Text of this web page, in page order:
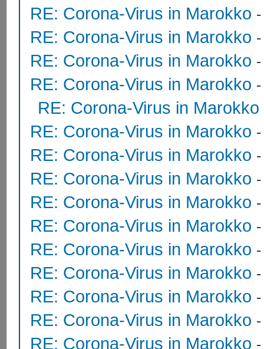
RE: Corona-Virus in Marokko
RE: Corona-Virus in Marokko
RE: Corona-Virus in Marokko
RE: Corona-Virus in Marokko
RE: Corona-Virus in Marokko
RE: Corona-Virus in Marokko
RE: Corona-Virus in Marokko
RE: Corona-Virus in Marokko
RE: Corona-Virus in Marokko
RE: Corona-Virus in Marokko
RE: Corona-Virus in Marokko
RE: Corona-Virus in Marokko
RE: Corona-Virus in Marokko
RE: Corona-Virus in Marokko
RE: Corona-Virus in Marokko